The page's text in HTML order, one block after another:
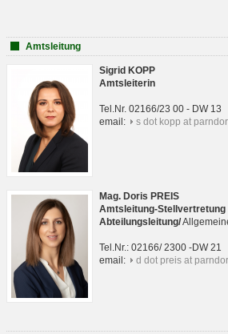
Amtsleitung
Sigrid KOPP
Amtsleiterin
Tel.Nr. 02166/23 00 - DW 13
email:
s dot kopp at
Mag. Doris PREIS
Amtsleitung-Stellvertretung
Abteilungsleitung/
Tel.Nr.: 02166/ 2300 -DW 21
email:
d dot preis at